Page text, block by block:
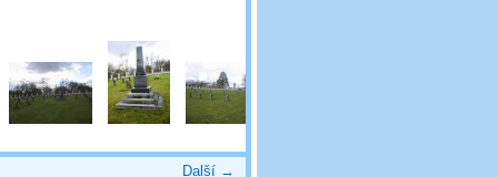
Další →